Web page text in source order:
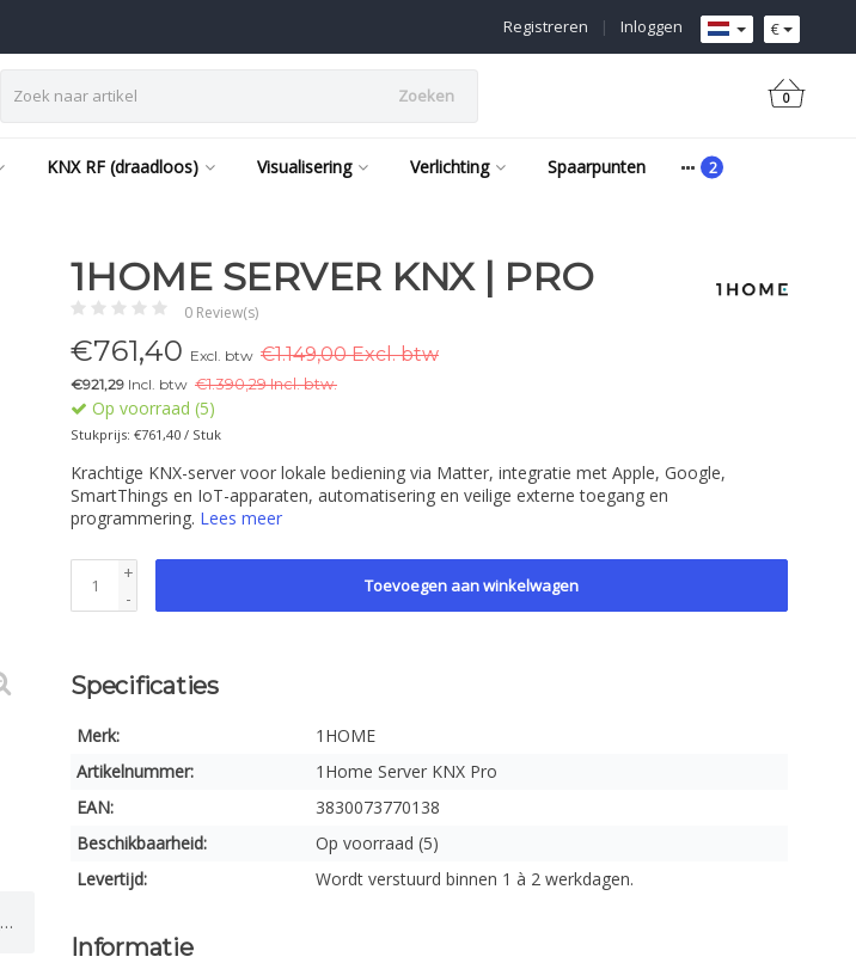
€
Inloggen
|
Registreren
Zoeken 0
KNX RF (draadloos) Visualisering Verlichting Spaarpunten
1HOME SERVER KNX | PRO
0 Review(s)
€761,40 Excl. btw €1.149,00 Excl. btw
€921,29 Incl. btw €1.390,29 Incl. btw.
Op voorraad (5)
Stukprijs: €761,40 / Stuk
Krachtige KNX-server voor lokale bediening via Matter, integratie met Apple, Google,
SmartThings en IoT-apparaten, automatisering en veilige externe toegang en
programmering. Lees meer
+
-
Toevoegen aan winkelwagen
Specificaties
Merk:
1HOME
Artikelnummer:
1Home Server KNX Pro
EAN:
3830073770138
Beschikbaarheid:
Op voorraad (5)
Levertijd:
Wordt verstuurd binnen 1 à 2 werkdagen.
Informatie